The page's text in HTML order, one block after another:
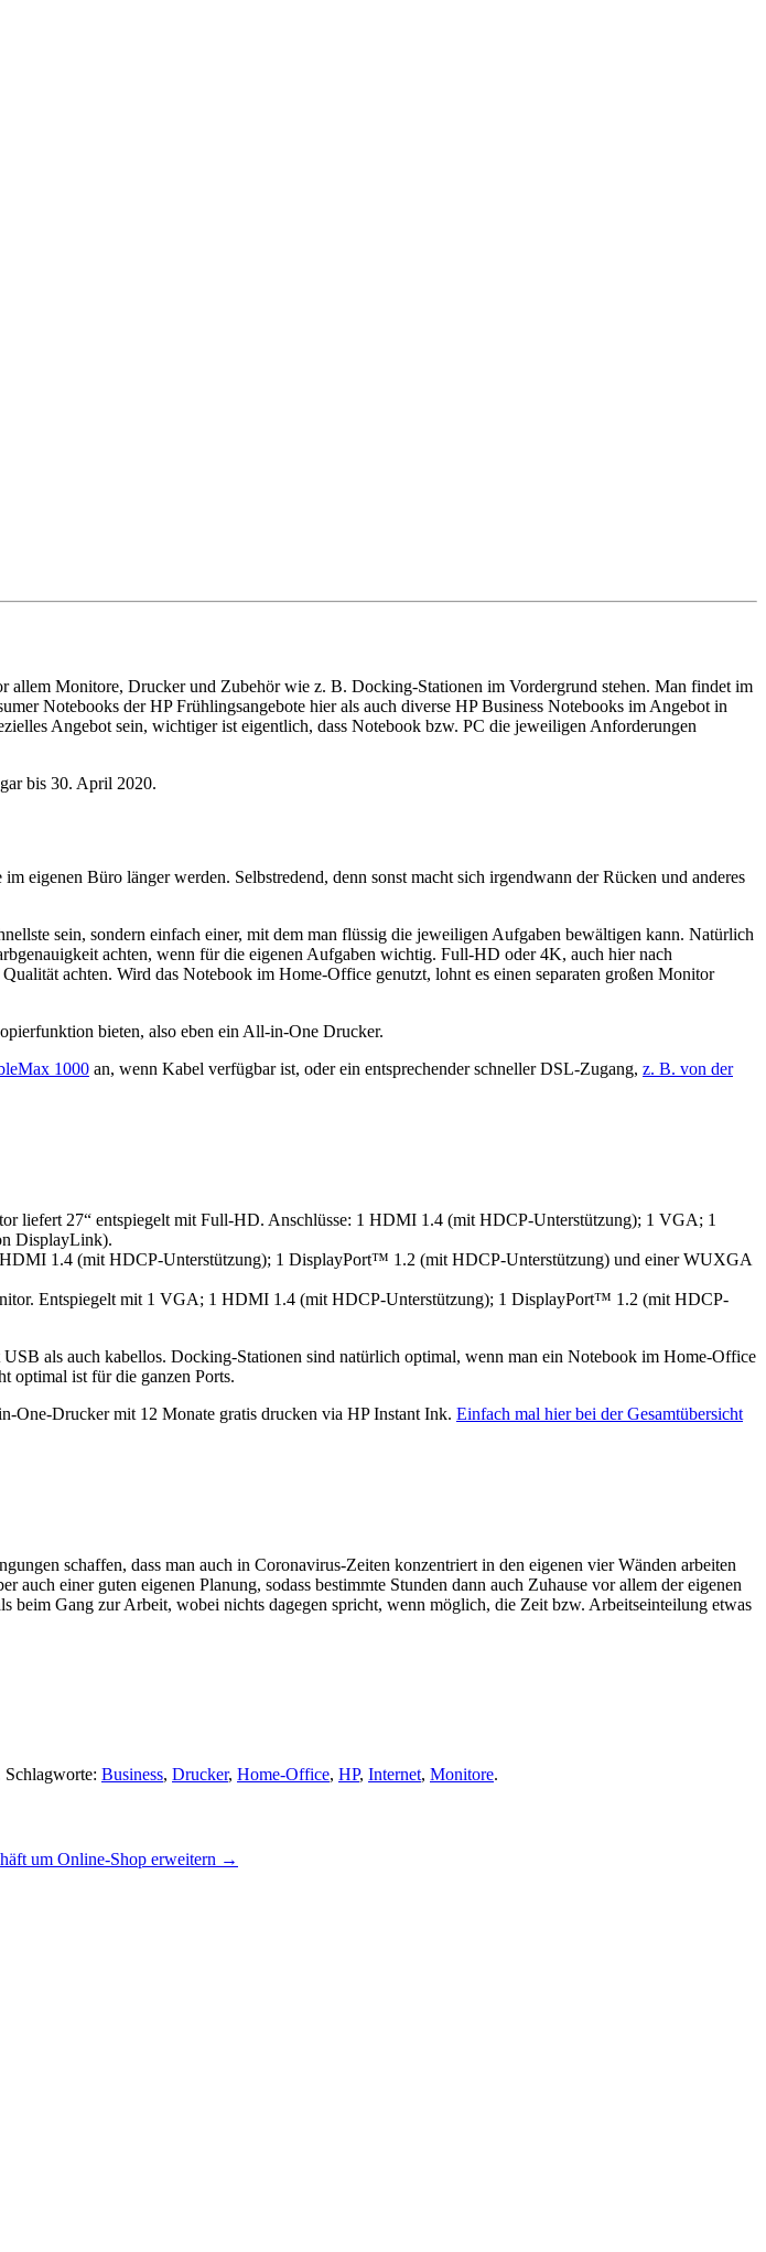
allem Monitore, Drucker und Zubehör wie z. B. Docking-Stationen im Vordergrund stehen. Man findet im
Notebooks der HP Frühlingsangebote hier als auch diverse HP Business Notebooks im Angebot in
Angebot sein, wichtiger ist eigentlich, dass Notebook bzw. PC die jeweiligen Anforderungen
bis 30. April 2020.
eigenen Büro länger werden. Selbstredend, denn sonst macht sich irgendwann der Rücken und anderes
sein, sondern einfach einer, mit dem man flüssig die jeweiligen Aufgaben bewältigen kann. Natürlich
achten, wenn für die eigenen Aufgaben wichtig. Full-HD oder 4K, auch hier nach
achten. Wird das Notebook im Home-Office genutzt, lohnt es einen separaten großen Monitor
bieten, also eben ein All-in-One Drucker.
1000 an, wenn Kabel verfügbar ist, oder ein entsprechender schneller DSL-Zugang, z. B. von der
liefert 27“ entspiegelt mit Full-HD. Anschlüsse: 1 HDMI 1.4 (mit HDCP-Unterstützung); 1 VGA; 1
DisplayLink).
1.4 (mit HDCP-Unterstützung); 1 DisplayPort™ 1.2 (mit HDCP-Unterstützung) und einer WUXGA
Entspiegelt mit 1 VGA; 1 HDMI 1.4 (mit HDCP-Unterstützung); 1 DisplayPort™ 1.2 (mit HDCP-
als auch kabellos. Docking-Stationen sind natürlich optimal, wenn man ein Notebook im Home-Office
optimal ist für die ganzen Ports.
One-Drucker mit 12 Monate gratis drucken via HP Instant Ink. Einfach mal hier bei der Gesamtübersicht
schaffen, dass man auch in Coronavirus-Zeiten konzentriert in den eigenen vier Wänden arbeiten
einer guten eigenen Planung, sodass bestimmte Stunden dann auch Zuhause vor allem der eigenen
Gang zur Arbeit, wobei nichts dagegen spricht, wenn möglich, die Zeit bzw. Arbeitseinteilung etwas
Business, Drucker, Home-Office, HP, Internet, Monitore.
um Online-Shop erweitern →